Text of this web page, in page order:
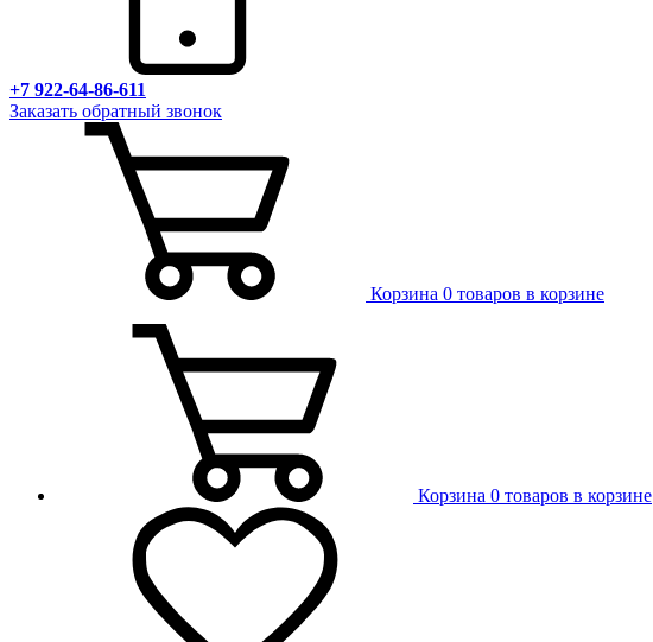
+7 922-64-86-611
Заказать обратный звонок
Корзина 0 товаров в корзине
Корзина 0 товаров в корзине